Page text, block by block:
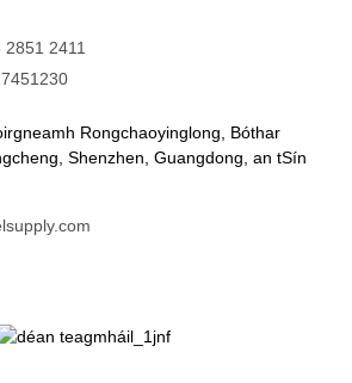
2411
Rongchaoyinglong, Bóthar
Shenzhen, Guangdong, an tSín